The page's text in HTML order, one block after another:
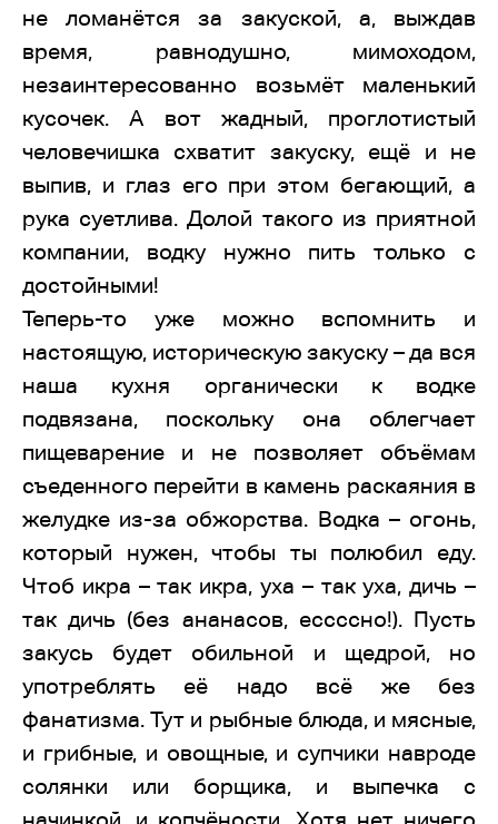
не ломанётся за закуской, а, выждав
время, равнодушно, мимоходом,
незаинтересованно возьмёт маленький
кусочек. А вот жадный, проглотистый
человечишка схватит закуску, ещё и не
выпив, и глаз его при этом бегающий, а
рука суетлива. Долой такого из приятной
компании, водку нужно пить только с
достойными!
Теперь-то уже можно вспомнить и
настоящую, историческую закуску – да вся
наша кухня органически к водке
подвязана, поскольку она облегчает
пищеварение и не позволяет объёмам
съеденного перейти в камень раскаяния в
желудке из-за обжорства. Водка – огонь,
который нужен, чтобы ты полюбил еду.
Чтоб икра – так икра, уха – так уха, дичь –
так дичь (без ананасов, ессссно!). Пусть
закусь будет обильной и щедрой, но
употреблять её надо всё же без
фанатизма. Тут и рыбные блюда, и мясные,
и грибные, и овощные, и супчики навроде
солянки или борщика, и выпечка с